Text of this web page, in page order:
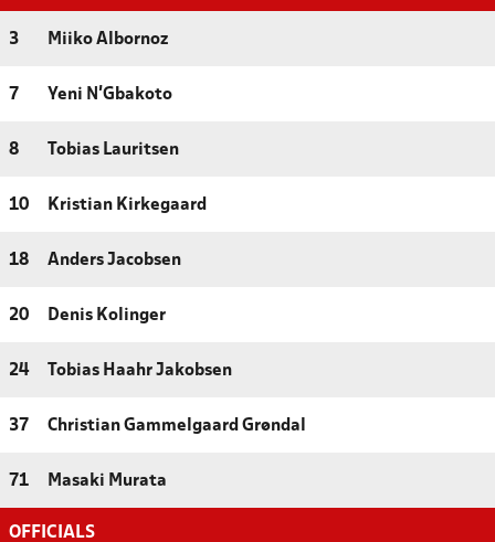
3 Miiko Albornoz
7 Yeni N'Gbakoto
8 Tobias Lauritsen
10 Kristian Kirkegaard
18 Anders Jacobsen
20 Denis Kolinger
24 Tobias Haahr Jakobsen
37 Christian Gammelgaard Grøndal
71 Masaki Murata
OFFICIALS